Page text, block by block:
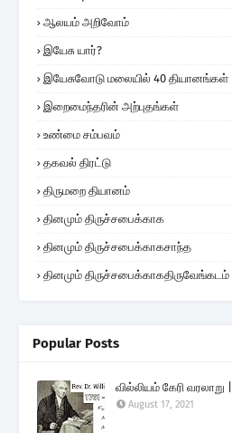
ஆலயம் அறிவோம்
இயேசு யார்?
இயேசுவோடு மலையில் 40 தியானங்கள்
இறைமைந்தரின் அற்புதங்கள்
உண்மை சம்பவம்
தகவல் திரட்டு
திருமறை தியானம்
தினமும் திருச்சபைக்காக
தினமும் திருச்சபைக்காகசாந்த
தினமும் திருச்சபைக்காகதிருவேங்கடம்
Popular Posts
வில்லியம் கேரி
August 17, 2021